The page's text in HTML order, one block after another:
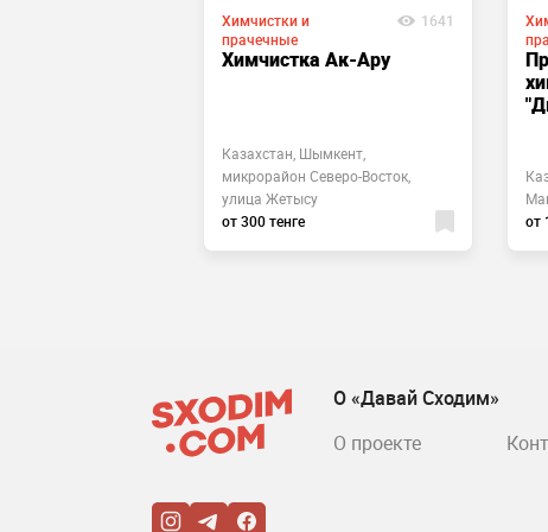
Химчистки и
прачечные
1641
Химчистка Ак-Ару
Казахстан, Шымкент,
микрорайон Северо-Восток,
улица Жетысу
от 300 тенге
от
О «Давай Сходим»
О проекте